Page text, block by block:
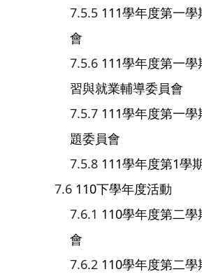
111學年度第一
會
111學年度第一
習與就業輔導委員會
111學年度第一
題委員會
111學年度第1學
110下學年度活動
110學年度第二
會
110學年度第二